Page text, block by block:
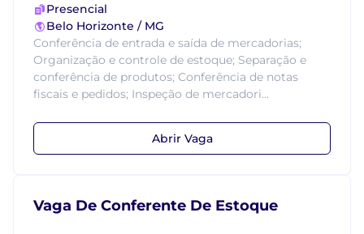
Presencial
Belo Horizonte / MG
Conferência de entrada e saída de mercadorias;
Organização e controle de estoque; Separação e
conferência de produtos; Conferência de notas
fiscais e pedidos; Inspeção de mercadori...
Abrir Vaga
Vaga De Conferente De Estoque